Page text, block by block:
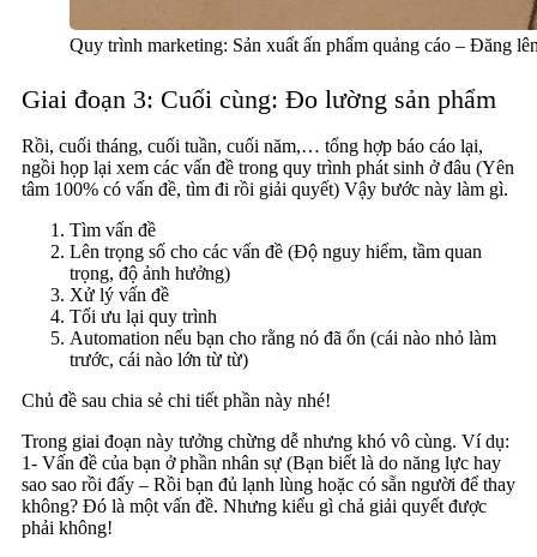
Quy trình marketing: Sản xuất ấn phẩm quảng cáo – Đăng
Giai đoạn 3: Cuối cùng: Đo lường sản phẩm
Rồi, cuối tháng, cuối tuần, cuối năm,… tổng hợp báo cáo lại,
ngồi họp lại xem các vấn đề trong quy trình phát sinh ở đâu (Yên
tâm 100% có vấn đề, tìm đi rồi giải quyết) Vậy bước này làm gì.
Tìm vấn đề
Lên trọng số cho các vấn đề (Độ nguy hiểm, tầm quan
trọng, độ ảnh hưởng)
Xử lý vấn đề
Tối ưu lại quy trình
Automation nếu bạn cho rằng nó đã ổn (cái nào nhỏ làm
trước, cái nào lớn từ từ)
Chủ đề sau chia sẻ chi tiết phần này nhé!
Trong giai đoạn này tưởng chừng dễ nhưng khó vô cùng. Ví dụ:
1- Vấn đề của bạn ở phần nhân sự (Bạn biết là do năng lực hay
sao sao rồi đấy – Rồi bạn đủ lạnh lùng hoặc có sẵn người để thay
không? Đó là một vấn đề. Nhưng kiểu gì chả giải quyết được
phải không!